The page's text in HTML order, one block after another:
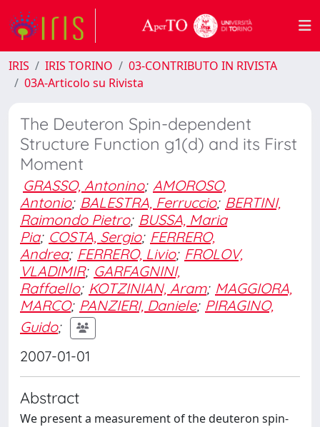
IRIS IRIS TORINO
03-CONTRIBUTO IN RIVISTA
03A-Articolo su Rivista
The Deuteron Spin-dependent
Structure Function g1(d) and its First
Moment
GRASSO, Antonino; AMOROSO,
Antonio; BALESTRA, Ferruccio; BERTINI,
Raimondo Pietro; BUSSA, Maria
Pia; COSTA, Sergio; FERRERO,
Andrea; FERRERO, Livio; FROLOV,
VLADIMIR; GARFAGNINI,
Raffaello; KOTZINIAN, Aram; MAGGIORA,
MARCO; PANZIERI, Daniele; PIRAGINO,
Guido;
2007-01-01
Abstract
We present a measurement of the deuteron spin-